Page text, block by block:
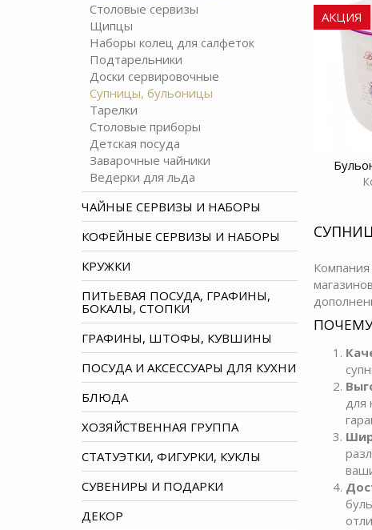
Столовые сервизы
Щипцы
Наборы колец для салфеток
Подтарельники
Доски сервировочные
Супницы, бульоницы
Тарелки
Столовые приборы
Детская посуда
Заварочные чайники
Ведерки для льда
ЧАЙНЫЕ СЕРВИЗЫ И НАБОРЫ
КОФЕЙНЫЕ СЕРВИЗЫ И НАБОРЫ
КРУЖКИ
ПИТЬЕВАЯ ПОСУДА, ГРАФИНЫ,
БОКАЛЫ, СТОПКИ
ГРАФИНЫ, ШТОФЫ, КУВШИНЫ
ПОСУДА И АКСЕССУАРЫ ДЛЯ КУХНИ
БЛЮДА
ХОЗЯЙСТВЕННАЯ ГРУППА
СТАТУЭТКИ, ФИГУРКИ, КУКЛЫ
СУВЕНИРЫ И ПОДАРКИ
ДЕКОР
АКЦИЯ
Компания
для